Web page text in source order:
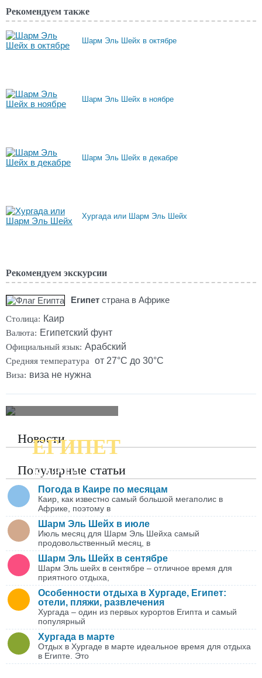
Рекомендуем также
Шарм Эль Шейх в октябре
Шарм Эль Шейх в ноябре
Шарм Эль Шейх в декабре
Хургада или Шарм Эль Шейх
Рекомендуем экскурсии
Египет страна в Африке
Столица: Каир
Валюта: Египетский фунт
Официальный язык: Арабский
Средняя температура от 27°C до 30°C
Виза: виза не нужна
ЕГИПЕТ
ПОДРОБНАЯ
КАРТА
Новости
Популярные статьи
Погода в Каире по месяцам
Каир, как известно самый большой мегаполис в
Африке, поэтому в
Шарм Эль Шейх в июле
Июль месяц для Шарм Эль Шейха самый
продовольственный месяц, в
Шарм Эль Шейх в сентябре
Шарм Эль шейх в сентябре – отличное время для
приятного отдыха,
Особенности отдыха в Хургаде, Египет:
отели, пляжи, развлечения
Хургада – один из первых курортов Египта и самый
популярный
Хургада в марте
Отдых в Хургаде в марте идеальное время для отдыха
в Египте. Это